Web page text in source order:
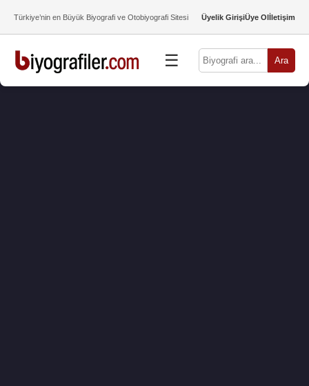
Türkiye’nin en Büyük Biyografi ve Otobiyografi Sitesi Üyelik GirişiÜye Olİletişim
☰ Ara